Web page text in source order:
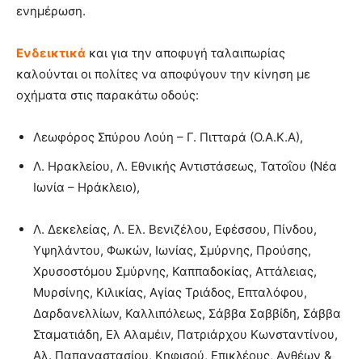
ενημέρωση.
Ενδεικτικά και για την αποφυγή ταλαιπωρίας
καλούνται οι πολίτες να αποφύγουν την κίνηση με
οχήματα στις παρακάτω οδούς:
Λεωφόρος Σπύρου Λούη – Γ. Πιτταρά (Ο.Α.Κ.Α),
Λ. Ηρακλείου, Λ. Εθνικής Αντιστάσεως, Τατοΐου (Νέα
Ιωνία – Ηράκλειο),
Λ. Δεκελείας, Λ. Ελ. Βενιζέλου, Εφέσσου, Πίνδου,
Υψηλάντου, Φωκών, Ιωνίας, Σμύρνης, Προύσης,
Χρυσοστόμου Σμύρνης, Καππαδοκίας, Αττάλειας,
Μυρσίνης, Κιλικίας, Αγίας Τριάδος, Επταλόφου,
Δαρδανελλίων, Καλλιπόλεως, Σάββα Σαββίδη, Σάββα
Σταματιάδη, Ελ Αλαμέιν, Πατριάρχου Κωνσταντίνου,
Αλ. Παπαναστασίου, Κηφισού, Επικλέους, Ανθέων &